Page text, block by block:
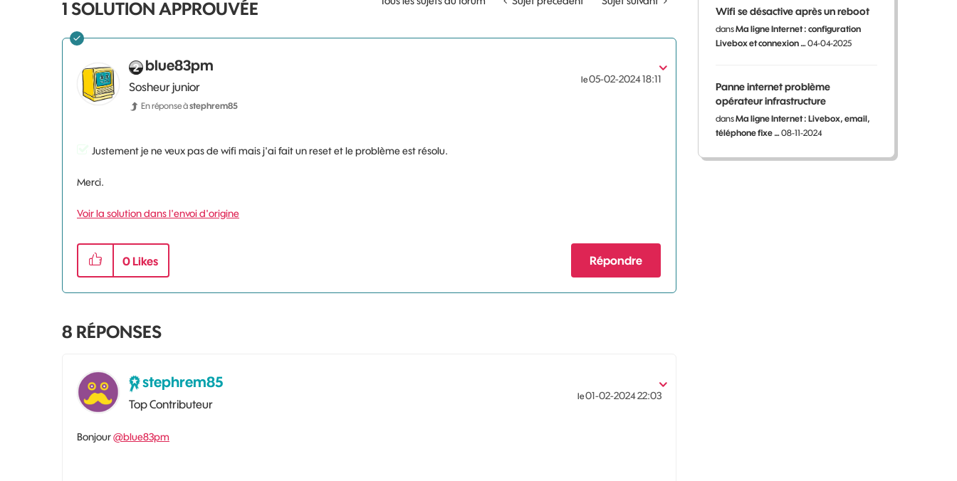
1 SOLUTION APPROUVÉE
blue83pm
Sosheur junior
En réponse àstephrem85
le‎05-02-202418:11
Justement je ne veux pas de wifi mais j'ai fait un reset et le problème est résolu.
Merci.
Voir la solution dans l'envoi d'origine
0 Likes Répondre
8 RÉPONSES
stephrem85
Top Contributeur
le‎01-02-202422:03
Bonjour@blue83pm
Wifi se désactive après un reboot
dansMa ligne Internet : configuration
Livebox et connexion …04-04-2025
Panne internet problème
opérateur infrastructure
dansMa ligne Internet : Livebox, email,
téléphone fixe …08-11-2024